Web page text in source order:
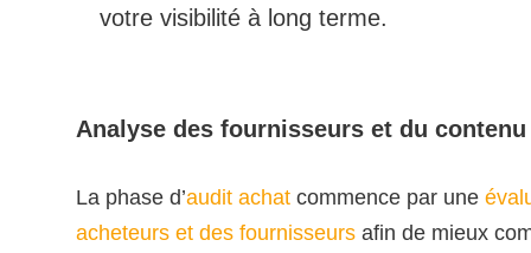
votre visibilité à long terme.
Analyse des fournisseurs et du contenu
La phase d’audit achat commence par une
acheteurs et des fournisseurs afin de mieux